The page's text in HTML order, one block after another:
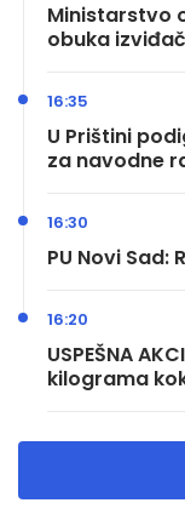
Ministarstvo
obuka
U Prištini
za navodne
16:35
PU Novi
16:30
USPEŠNA
kilograma
16:20